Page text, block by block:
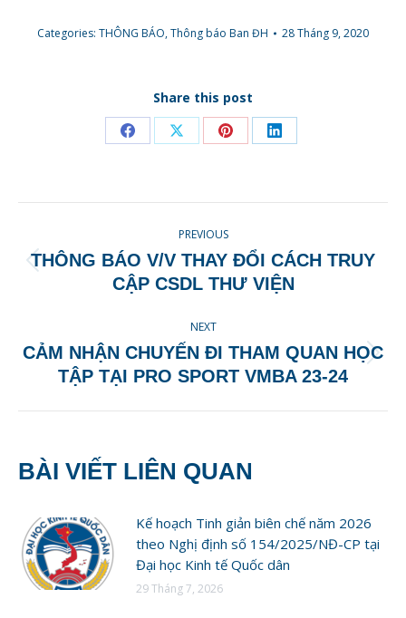
Categories: THÔNG BÁO,Thông báo Ban ĐH 28 Tháng 9, 2020
Share this post
Share Share Share Share
NAVIGATION
PREVIOUS
Previous
post:
THÔNG BÁO V/V THAY ĐỔI CÁCH TRUY
CẬP CSDL THƯ VIỆN
NEXT
Next
post:
CẢM NHẬN CHUYẾN ĐI THAM QUAN HỌC
TẬP TẠI PRO SPORT VMBA 23-24
BÀI VIẾT LIÊN QUAN
Kế hoạch Tinh giản biên chế năm 2026
theo Nghị định số 154/2025/NĐ-CP tại
Đại học Kinh tế Quốc dân
29 Tháng 7, 2026